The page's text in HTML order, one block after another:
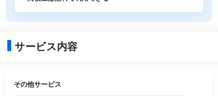
サービス内容
その他サービス